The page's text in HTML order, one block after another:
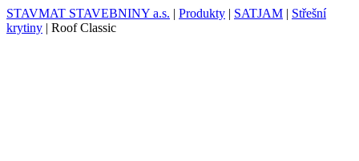
STAVMAT STAVEBNINY a.s. | Produkty | SATJAM | Střešní
krytiny | Roof Classic